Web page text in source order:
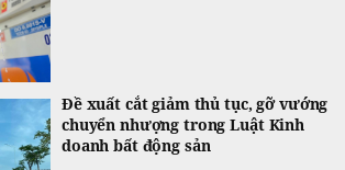
Đề xuất cắt giảm thủ tục, gỡ vướng
chuyển nhượng trong Luật Kinh
doanh bất động sản